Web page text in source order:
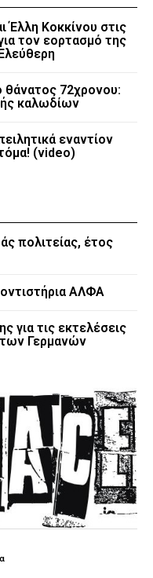
Έλλη Κοκκίνου στις
τον εορτασμό της
θάνατος 72χρονου:
καλωδίων
εναντίον
(video)
πολιτείας, έτος
ΑΛΦΑ
για τις εκτελέσεις
Γερμανών